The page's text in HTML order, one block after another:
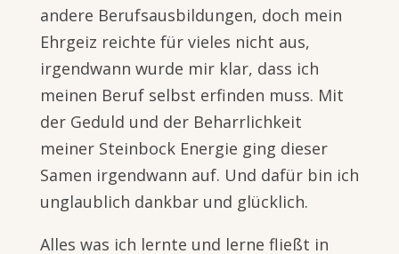
andere Berufsausbildungen, doch mein
Ehrgeiz reichte für vieles nicht aus,
irgendwann wurde mir klar, dass ich
meinen Beruf selbst erfinden muss. Mit
der Geduld und der Beharrlichkeit
meiner Steinbock Energie ging dieser
Samen irgendwann auf. Und dafür bin ich
unglaublich dankbar und glücklich.
Alles was ich lernte und lerne fließt in